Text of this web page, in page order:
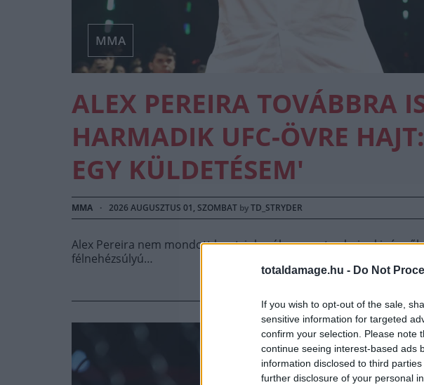
totaldamage.hu - Do Not
If you wish to opt-out of the sale,
sensitive information for targeted
confirm your selection. Please note
continue seeing interest-based ads
information disclosed to third
further disclosure of your personal
MMA
ALEX PEREIRA TOVÁBBRA
HARMADIK UFC-ÖVRE
EGY KÜLDETÉSEM'
MMA · 2026 AUGUSZTUS 01, SZOMBAT byTD_STRYDER
Alex Pereira nem mondott le a tripla súlycsoportos bajnoki
félnehézsúlyú…